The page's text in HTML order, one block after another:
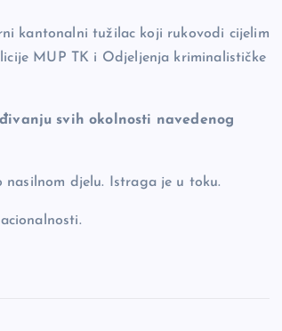
kantonalni tužilac koji rukovodi cijelim
MUP TK i Odjeljenja kriminalističke
svih okolnosti navedenog
djelu. Istraga je u toku.